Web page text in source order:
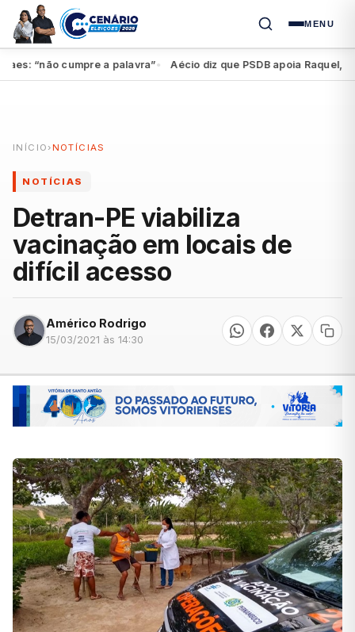
MENU
“não cumpre a palavra”● Aécio diz que PSDB apoia Raquel,
INÍCIO › NOTÍCIAS
NOTÍCIAS
Detran-PE viabiliza
vacinação em locais de
difícil acesso
Américo Rodrigo
15/03/2021 às 14:30